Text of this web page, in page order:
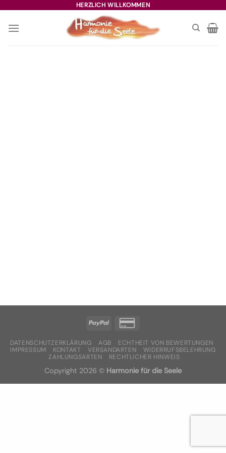
springen
HERZLICH WILLKOMMEN
DATENSCHUTZERKLÄRUNG AGB
ECHTHEIT VON BEWERTUNGEN
IMPRESSUM
KONTAKT VERSANDARTEN
WIDERRUFSBELEHRUNG
ZAHLUNGSARTEN
RECHTLICHER HINWEIS
Copyright 2026 © Harmonie für die Seele